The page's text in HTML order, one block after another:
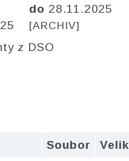
do 28.11.2025
[ARCHIV]
z DSO
Soubor